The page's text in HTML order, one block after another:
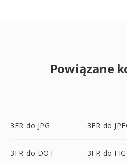
Powiązane
3FR do JPG 3FR do
3FR do DOT 3FR do FIG